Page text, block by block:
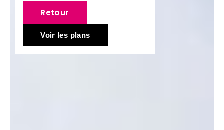
Retour
Voir les plans